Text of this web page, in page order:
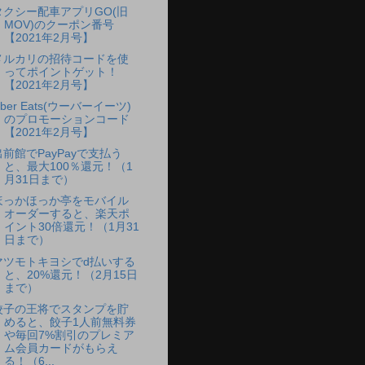
クシー配車アプリGO(旧
MOV)のクーポン番号
【2021年2月号】
ルカリの招待コードを使
ってポイントゲット！
【2021年2月号】
Eats(ウーバーイーツ)
のプロモーションコード
【2021年2月号】
前館でPayPayで支払う
と、最大100％還元！（1
月31日まで）
っかほっか亭をモバイル
オーダーすると、楽天ポ
イント30倍還元！（1月31
日まで）
ツモトキヨシでd払いする
と、20%還元！（2月15日
まで）
子の王将でスタンプを貯
めると、餃子1人前無料券
や毎回7%割引のプレミア
ム会員カードがもらえ
る！（6...